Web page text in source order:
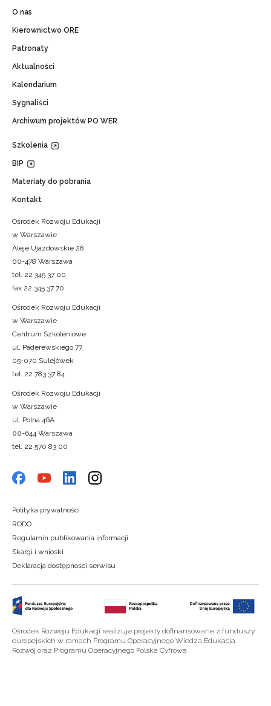
O nas
Kierownictwo ORE
Patronaty
Aktualności
Kalendarium
Sygnaliści
Archiwum projektów PO WER
Szkolenia
BIP
Materiały do pobrania
Kontakt
Ośrodek Rozwoju Edukacji
w Warszawie
Aleje Ujazdowskie 28
00-478 Warszawa
tel. 22 345 37 00
fax 22 345 37 70
Ośrodek Rozwoju Edukacji
w Warszawie
Centrum Szkoleniowe
ul. Paderewskiego 77
05-070 Sulejówek
tel. 22 783 37 84
Ośrodek Rozwoju Edukacji
w Warszawie
ul. Polna 46A
00-644 Warszawa
tel. 22 570 83 00
Polityka prywatności
RODO
Regulamin publikowania informacji
Skargi i wnioski
Deklaracja dostępności serwisu
Ośrodek Rozwoju Edukacji realizuje projekty dofinansowane z funduszy
europejskich w ramach Programu Operacyjnego Wiedza Edukacja
Rozwój oraz Programu Operacyjnego Polska Cyfrowa